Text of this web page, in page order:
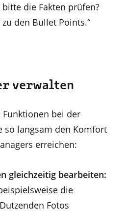
die Fakten prüfen?
den Bullet Points.“
verwalten
Funktionen bei der
so langsam den Komfort
erreichen:
gleichzeitig bearbeiten:
die
Fotos